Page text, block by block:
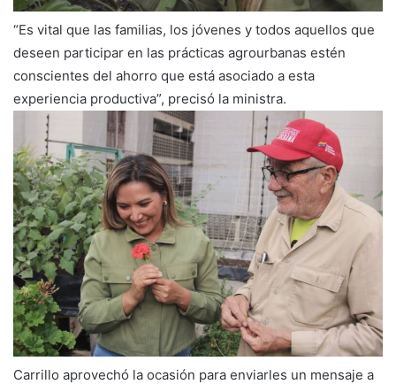
“Es vital que las familias, los jóvenes y todos aquellos que
deseen participar en las prácticas agrourbanas estén
conscientes del ahorro que está asociado a esta
experiencia productiva”, precisó la ministra.
Carrillo aprovechó la ocasión para enviarles un mensaje a